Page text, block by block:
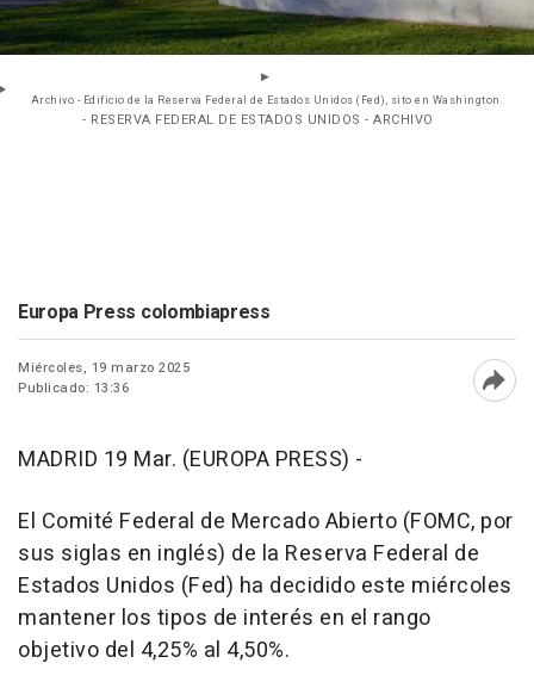
Archivo - Edificio de la Reserva Federal de Estados Unidos (Fed), sito en Washington.
- RESERVA FEDERAL DE ESTADOS UNIDOS - ARCHIVO
Europa Press colombiapress
Miércoles, 19 marzo 2025
Publicado: 13:36
MADRID 19 Mar. (EUROPA PRESS) -
El Comité Federal de Mercado Abierto (FOMC, por
sus siglas en inglés) de la Reserva Federal de
Estados Unidos (Fed) ha decidido este miércoles
mantener los tipos de interés en el rango
objetivo del 4,25% al 4,50%.